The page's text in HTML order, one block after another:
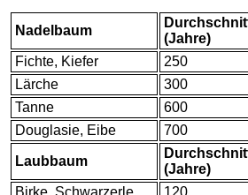
Nadelbaum
(Jahre)
Fichte, Kiefer
250
Lärche
300
Tanne
600
Douglasie, Eibe
700
Laubbaum
(Jahre)
Birke, Schwarzerle
120